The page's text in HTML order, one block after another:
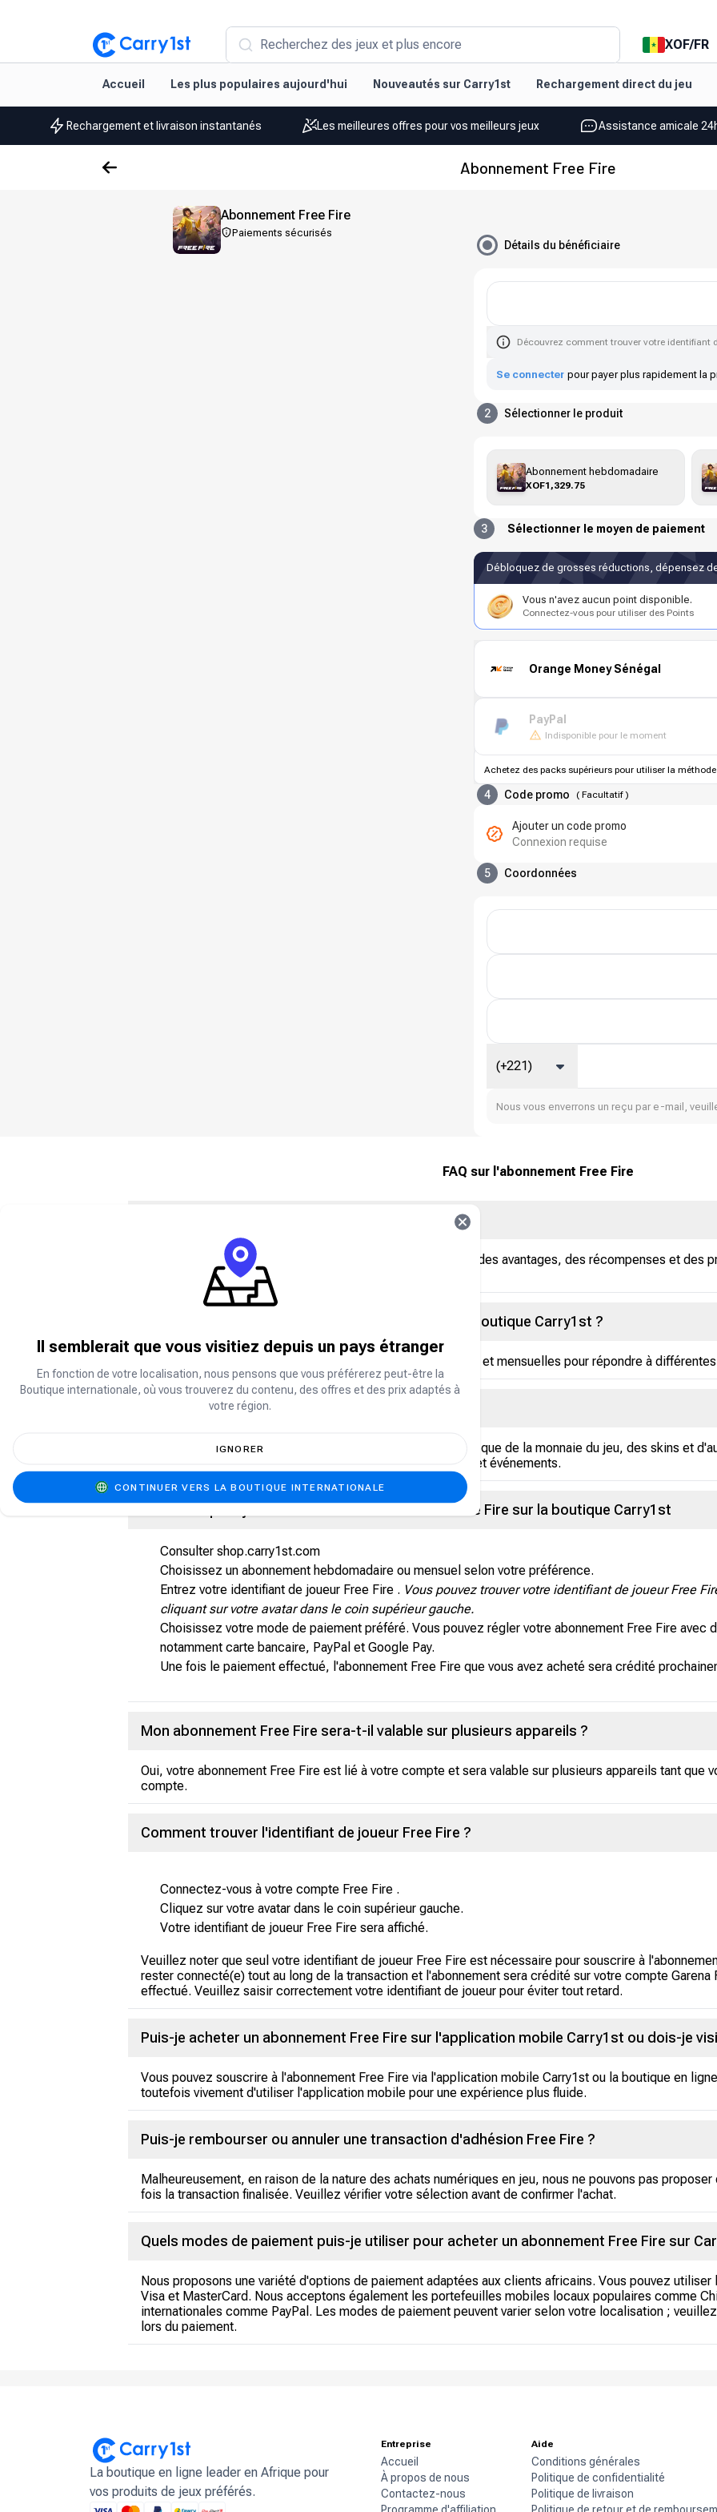
Recherchez des jeux et plus encore XOF/FR
Accueil Les plus populaires aujourd'hui Nouveautés sur Carry1st Rechargement direct du jeu
Rechargement et livraison instantanés Les meilleures offres pour vos meilleurs jeux Assistance amicale
Abonnement Free Fire
Abonnement Free Fire
Paiements sécurisés
Détails du bénéficiaire
Découvrez comment trouver votre identifiant
Se connecter pour payer plus rapidement la
2 Sélectionner le produit
Abonnement hebdomadaire
XOF1,329.75
3 Sélectionner le moyen de paiement
Débloquez de grosses réductions, dépensez
Vous n'avez aucun point disponible.
Connectez-vous pour utiliser des Points
Orange Money Sénégal
PayPal
Indisponible pour le moment
Achetez des packs supérieurs pour utiliser la méthode
4 Code promo ( Facultatif)
Ajouter un code promo
Connexion requise
5 Coordonnées
(+221)
Nous vous enverrons un reçu par e-mail,
FAQ sur l'abonnement Free Fire
L'adhésion à Free Fire est un service d'abonnement qui offre des avantages, des récompenses et des
améliorer votre expérience de jeu.
Quels sont les plans d'adhésion disponibles sur la boutique Carry1st ?
Nous proposons des formules d'abonnement hebdomadaires et mensuelles pour répondre à
Quels avantages ai-je avec l'adhésion Free Fire ?
Les membres bénéficient de récompenses exclusives telles que de la monnaie du jeu, des skins et
bénéficier d'un accès anticipé aux nouvelles fonctionnalités et événements.
Comment puis-je acheter un forfait d'adhésion Free Fire sur la boutique Carry1st
Consulter shop.carry1st.com
Choisissez un abonnement hebdomadaire ou mensuel selon votre préférence.
Entrez votre identifiant de joueur Free Fire . Vous pouvez trouver votre identifiant de joueur Free
cliquant sur votre avatar dans le coin supérieur gauche.
Choisissez votre mode de paiement préféré. Vous pouvez régler votre abonnement Free Fire avec
notamment carte bancaire, PayPal et Google Pay.
Une fois le paiement effectué, l'abonnement Free Fire que vous avez acheté sera crédité
Mon abonnement Free Fire sera-t-il valable sur plusieurs appareils ?
Oui, votre abonnement Free Fire est lié à votre compte et sera valable sur plusieurs appareils tant que
compte.
Comment trouver l'identifiant de joueur Free Fire ?
Connectez-vous à votre compte Free Fire .
Cliquez sur votre avatar dans le coin supérieur gauche.
Votre identifiant de joueur Free Fire sera affiché.
Veuillez noter que seul votre identifiant de joueur Free Fire est nécessaire pour souscrire à
rester connecté(e) tout au long de la transaction et l'abonnement sera crédité sur votre compte
effectué. Veuillez saisir correctement votre identifiant de joueur pour éviter tout retard.
Puis-je acheter un abonnement Free Fire sur l'application mobile Carry1st ou dois-je
Vous pouvez souscrire à l'abonnement Free Fire via l'application mobile Carry1st ou la boutique en
toutefois vivement d'utiliser l'application mobile pour une expérience plus fluide.
Puis-je rembourser ou annuler une transaction d'adhésion Free Fire ?
Malheureusement, en raison de la nature des achats numériques en jeu, nous ne pouvons pas
fois la transaction finalisée. Veuillez vérifier votre sélection avant de confirmer l'achat.
Quels modes de paiement puis-je utiliser pour acheter un abonnement Free Fire sur
Nous proposons une variété d'options de paiement adaptées aux clients africains. Vous pouvez
Visa et MasterCard. Nous acceptons également les portefeuilles mobiles locaux populaires comme
internationales comme PayPal. Les modes de paiement peuvent varier selon votre localisation ;
lors du paiement.
La boutique en ligne leader en Afrique pour
vos produits de jeux préférés.
Entreprise
Accueil
À propos de nous
Contactez-nous
Aide
Conditions générales
Politique de confidentialité
Politique de livraison
Il semblerait que vous visitiez depuis un pays étranger
En fonction de votre localisation, nous pensons que vous préférerez peut-être la
Boutique internationale, où vous trouverez du contenu, des offres et des prix adaptés à
votre région.
IGNORER
CONTINUER VERS LA BOUTIQUE INTERNATIONALE